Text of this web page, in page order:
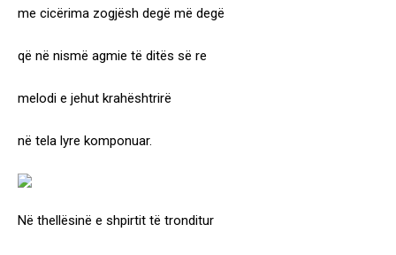
me cicërima zogjësh degë më degë
që në nismë agmie të ditës së re
melodi e jehut krahështrirë
në tela lyre komponuar.
Në thellësinë e shpirtit të tronditur